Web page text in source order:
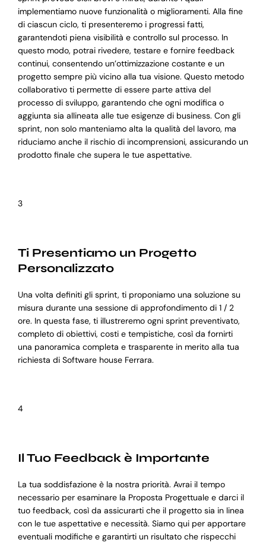
implementiamo nuove funzionalità o miglioramenti. Alla fine
di ciascun ciclo, ti presenteremo i progressi fatti,
garantendoti piena visibilità e controllo sul processo. In
questo modo, potrai rivedere, testare e fornire feedback
continui, consentendo un’ottimizzazione costante e un
progetto sempre più vicino alla tua visione. Questo metodo
collaborativo ti permette di essere parte attiva del
processo di sviluppo, garantendo che ogni modifica o
aggiunta sia allineata alle tue esigenze di business. Con gli
sprint, non solo manteniamo alta la qualità del lavoro, ma
riduciamo anche il rischio di incomprensioni, assicurando un
prodotto finale che supera le tue aspettative.
3
Ti Presentiamo un Progetto
Personalizzato
Una volta definiti gli sprint, ti proponiamo una soluzione su
misura durante una sessione di approfondimento di 1 / 2
ore. In questa fase, ti illustreremo ogni sprint preventivato,
completo di obiettivi, costi e tempistiche, così da fornirti
una panoramica completa e trasparente in merito alla tua
richiesta di Software house Ferrara.
4
Il Tuo Feedback è Importante
La tua soddisfazione è la nostra priorità. Avrai il tempo
necessario per esaminare la Proposta Progettuale e darci il
tuo feedback, così da assicurarti che il progetto sia in linea
con le tue aspettative e necessità. Siamo qui per apportare
eventuali modifiche e garantirti un risultato che rispecchi